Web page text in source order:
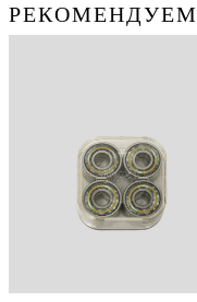
РЕКОМЕНДУЕМ